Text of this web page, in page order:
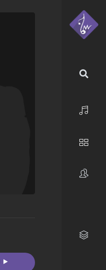
استكشف